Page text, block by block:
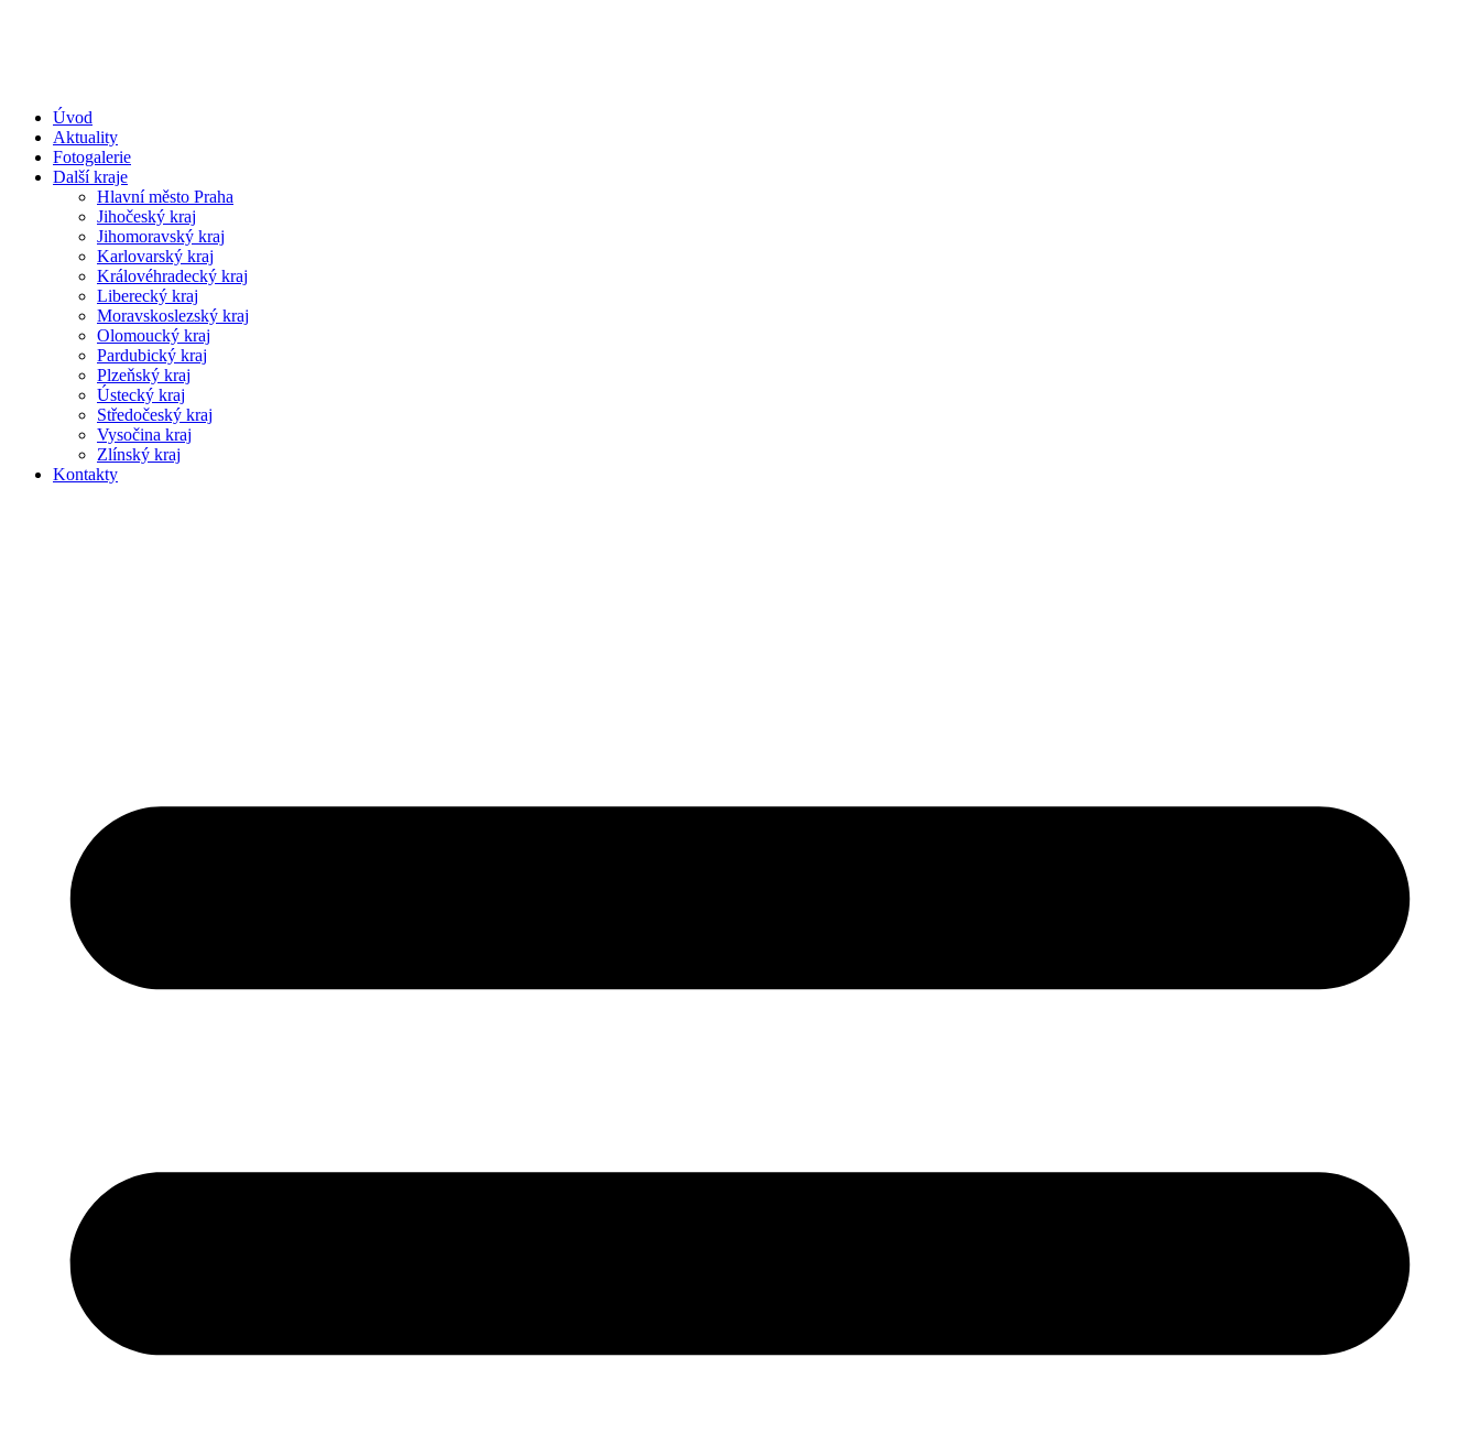
Úvod
Aktuality
Fotogalerie
Další kraje
Hlavní město Praha
Jihočeský kraj
Jihomoravský kraj
Karlovarský kraj
Královéhradecký kraj
Liberecký kraj
Moravskoslezský kraj
Olomoucký kraj
Pardubický kraj
Plzeňský kraj
Ústecký kraj
Středočeský kraj
Vysočina kraj
Zlínský kraj
Kontakty